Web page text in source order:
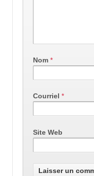
Nom *
Courriel *
Site Web